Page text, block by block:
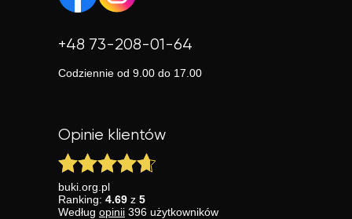
+48 73-208-01-64
Codziennie od 9.00 do 17.00
Opinie klientów
buki.org.pl
Ranking: 4.69 z 5
Według opinii 396 użytkowników